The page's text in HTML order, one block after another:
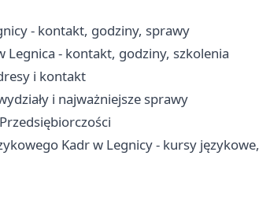
- kontakt, godziny, sprawy
Legnica - kontakt, godziny, szkolenia
i kontakt
i najważniejsze sprawy
Kadr w Legnicy - kursy językowe,